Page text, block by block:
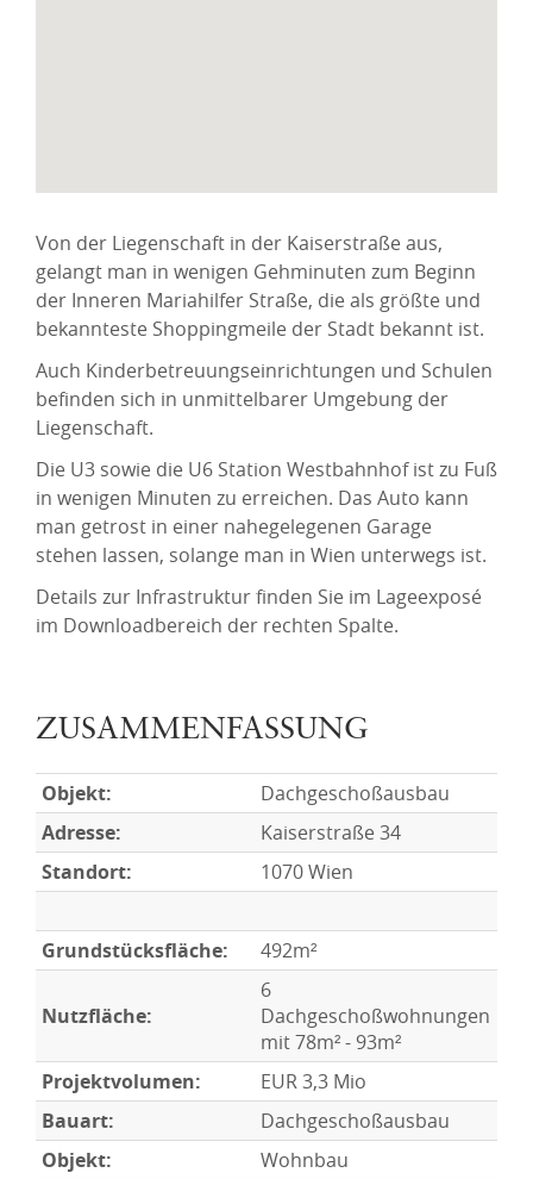
Von der Liegenschaft in der Kaiserstraße aus,
gelangt man in wenigen Gehminuten zum Beginn
der Inneren Mariahilfer Straße, die als größte und
bekannteste Shoppingmeile der Stadt bekannt ist.
Auch Kinderbetreuungseinrichtungen und Schulen
befinden sich in unmittelbarer Umgebung der
Liegenschaft.
Die U3 sowie die U6 Station Westbahnhof ist zu Fuß
in wenigen Minuten zu erreichen. Das Auto kann
man getrost in einer nahegelegenen Garage
stehen lassen, solange man in Wien unterwegs ist.
Details zur Infrastruktur finden Sie im Lageexposé
im Downloadbereich der rechten Spalte.
ZUSAMMENFASSUNG
Objekt:
Dachgeschoßausbau
Adresse:
Kaiserstraße 34
Standort:
1070 Wien
Grundstücksfläche: 492m²
Nutzfläche:
6
Dachgeschoßwohnungen
mit 78m² - 93m²
Projektvolumen:
EUR 3,3 Mio
Bauart:
Dachgeschoßausbau
Objekt:
Wohnbau